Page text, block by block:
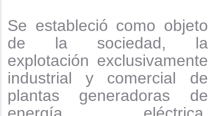
Se estableció como objeto
de la sociedad, la
explotación exclusivamente
industrial y comercial de
plantas generadoras de